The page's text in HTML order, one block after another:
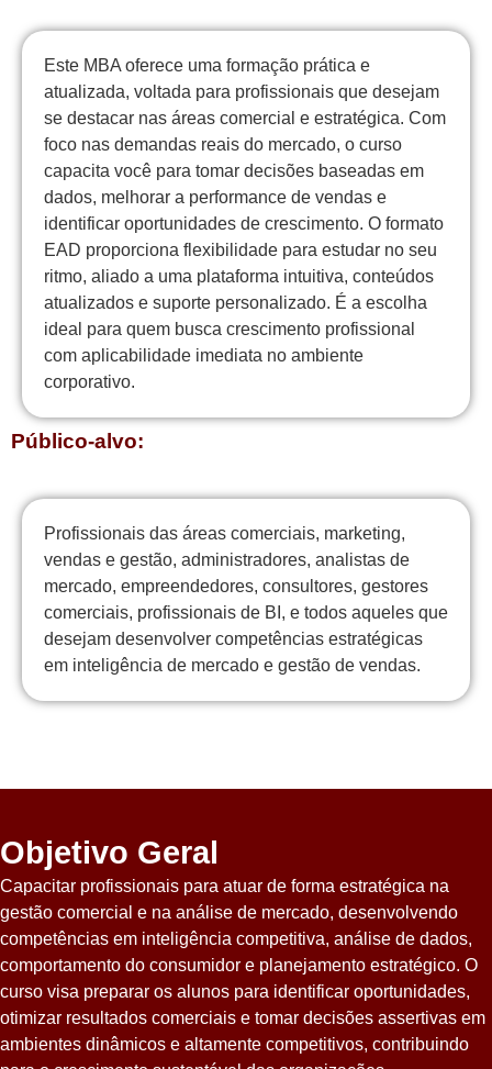
Este MBA oferece uma formação prática e
atualizada, voltada para profissionais que desejam
se destacar nas áreas comercial e estratégica. Com
foco nas demandas reais do mercado, o curso
capacita você para tomar decisões baseadas em
dados, melhorar a performance de vendas e
identificar oportunidades de crescimento. O formato
EAD proporciona flexibilidade para estudar no seu
ritmo, aliado a uma plataforma intuitiva, conteúdos
atualizados e suporte personalizado. É a escolha
ideal para quem busca crescimento profissional
com aplicabilidade imediata no ambiente
corporativo.
Público-alvo:
Profissionais das áreas comerciais, marketing,
vendas e gestão, administradores, analistas de
mercado, empreendedores, consultores, gestores
comerciais, profissionais de BI, e todos aqueles que
desejam desenvolver competências estratégicas
em inteligência de mercado e gestão de vendas.
Objetivo Geral
Capacitar profissionais para atuar de forma estratégica na
gestão comercial e na análise de mercado, desenvolvendo
competências em inteligência competitiva, análise de dados,
comportamento do consumidor e planejamento estratégico. O
curso visa preparar os alunos para identificar oportunidades,
otimizar resultados comerciais e tomar decisões assertivas em
ambientes dinâmicos e altamente competitivos, contribuindo